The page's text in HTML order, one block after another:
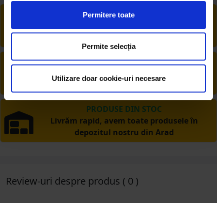
Permitere toate
Permite selecția
Utilizare doar cookie-uri necesare
RETUR EXTINS
produsele de care ai nevoie fără griji
DESCHIDERE COLET
La livrare, verifici produsele împreună cu
șoferul înainte de a face plata
PRODUSE DIN STOC
Livrăm rapid, avem toate produsele în
depozitul nostru din Arad
Review-uri despre produs ( 0 )